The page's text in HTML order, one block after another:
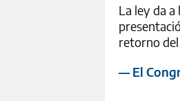
La ley da
retorno
— El